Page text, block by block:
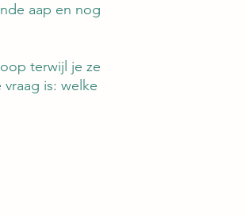
aap en nog
terwijl je ze
is: welke